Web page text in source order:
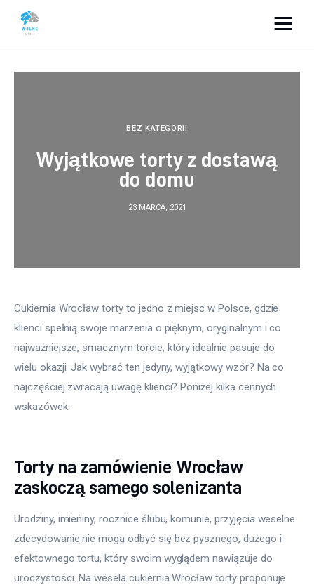
Dom i ogród
Więcej
BEZ KATEGORII
Wyjątkowe torty z dostawą
do domu
23 MARCA, 2021
Cukiernia Wrocław torty to jedno z miejsc w Polsce, gdzie
klienci spełnią swoje marzenia o pięknym, oryginalnym i co
najważniejsze, smacznym torcie, który idealnie pasuje do
wielu okazji. Jak wybrać ten jedyny, wyjątkowy wzór? Na co
najczęściej zwracają uwagę klienci? Poniżej kilka cennych
wskazówek.
Torty na zamówienie Wrocław
zaskoczą samego solenizanta
Urodziny, imieniny, rocznice ślubu, komunie, przyjęcia weselne
zdecydowanie nie mogą odbyć się bez pysznego, dużego i
efektownego tortu, który swoim wyglądem nawiązuje do
uroczystości. Na wesela cukiernia Wrocław torty proponuje